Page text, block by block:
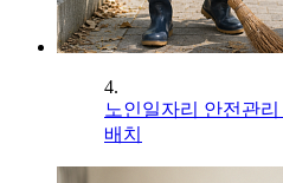
4.
노인일자리 안전관
배치